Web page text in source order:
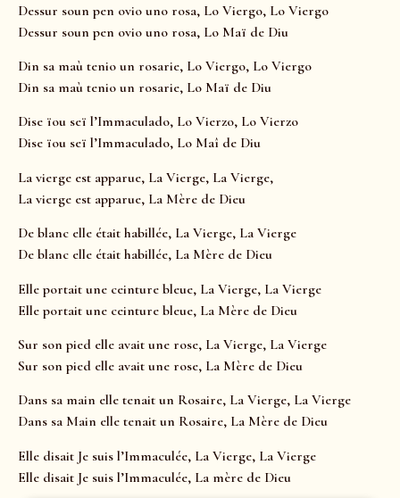
Dessur soun pen ovio uno rosa, Lo Viergo, Lo Viergo
Dessur soun pen ovio uno rosa, Lo Maï de Diu
Din sa maù tenio un rosarie, Lo Viergo, Lo Viergo
Din sa maù tenio un rosarie, Lo Maï de Diu
Dise ïou seï l’Immaculado, Lo Vierzo, Lo Vierzo
Dise ïou seï l’Immaculado, Lo Maî de Diu
La vierge est apparue, La Vierge, La Vierge,
La vierge est apparue, La Mère de Dieu
De blanc elle était habillée, La Vierge, La Vierge
De blanc elle était habillée, La Mère de Dieu
Elle portait une ceinture bleue, La Vierge, La Vierge
Elle portait une ceinture bleue, La Mère de Dieu
Sur son pied elle avait une rose, La Vierge, La Vierge
Sur son pied elle avait une rose, La Mère de Dieu
Dans sa main elle tenait un Rosaire, La Vierge, La Vierge
Dans sa Main elle tenait un Rosaire, La Mère de Dieu
Elle disait Je suis l’Immaculée, La Vierge, La Vierge
Elle disait Je suis l’Immaculée, La mère de Dieu